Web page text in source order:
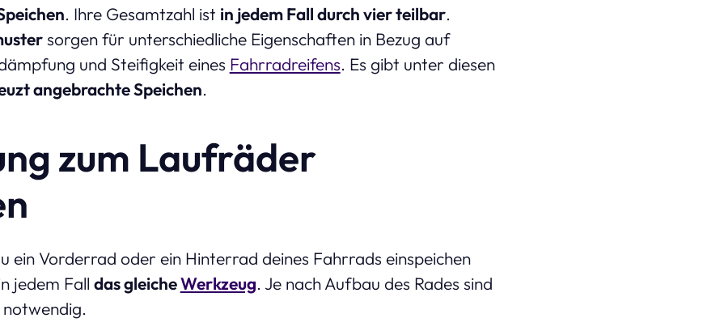
. Ihre Gesamtzahl ist in jedem Fall durch vier teilbar.
sorgen für unterschiedliche Eigenschaften in Bezug auf
und Steifigkeit eines Fahrradreifens. Es gibt unter diesen
angebrachte Speichen.
zum Laufräder
ein Vorderrad oder ein Hinterrad deines Fahrrads einspeichen
jedem Fall das gleicheWerkzeug. Je nach Aufbau des Rades sind
notwendig.